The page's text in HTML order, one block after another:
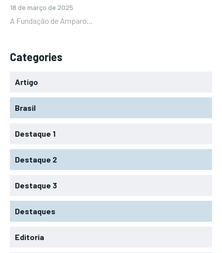
18 de março de 2025
A Fundação de Amparo...
Categories
Artigo
Brasil
Destaque 1
Destaque 2
Destaque 3
Destaques
Editoria